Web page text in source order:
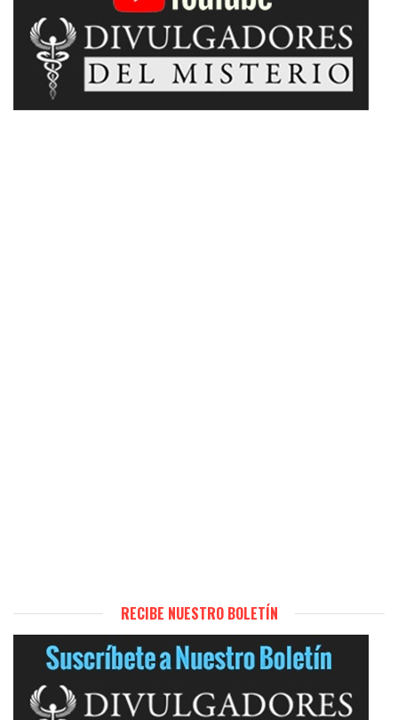
RECIBE NUESTRO BOLETÍN